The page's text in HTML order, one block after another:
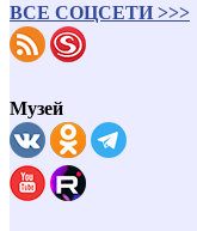
ВСЕ СОЦСЕТИ >>>
Музей